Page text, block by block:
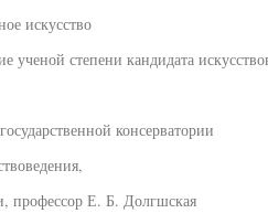
искусство
ученой степени кандидата
консерватории
профессор Е. Б. Долгшская